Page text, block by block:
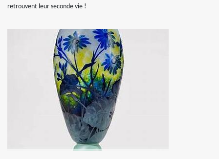
retrouvent leur seconde vie !